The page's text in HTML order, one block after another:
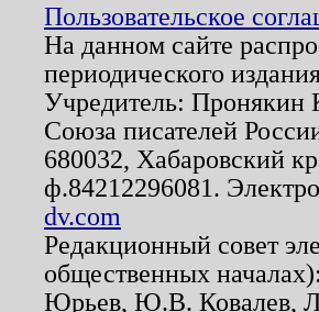
Пользовательское
На данном сайте
периодического
Учредитель: Пронякин
Союза писателей
680032, Хабаровский
ф.84212296081.
dv.com
Редакционный совет
общественных
Юрьев, Ю.В. Ковалев,